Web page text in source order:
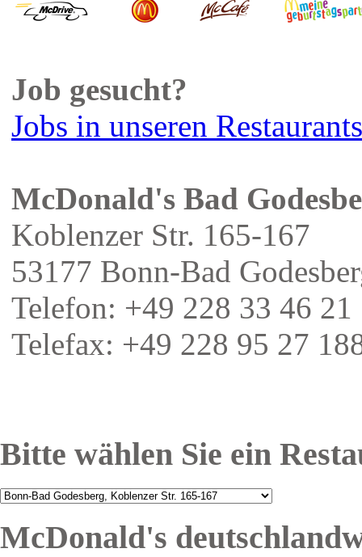
Job gesucht?
Jobs in unseren Restaurants
McDonald's Bad
Koblenzer Str. 165-167
53177 Bonn-Bad
Telefon: +49 228 33 46 21
Telefax: +49 228 95 27
Bitte wählen Sie ein
McDonald's